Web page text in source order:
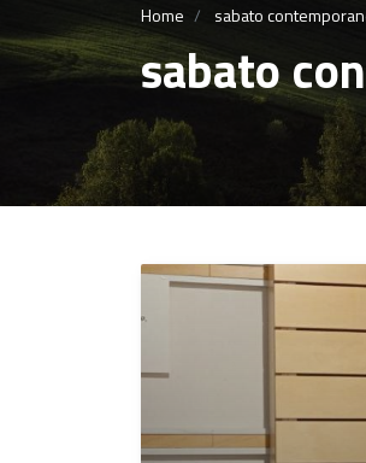
Home sabato
sabato